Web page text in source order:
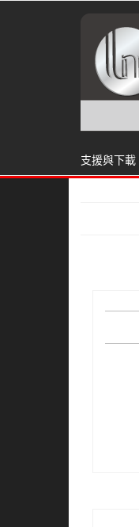
支援與下載